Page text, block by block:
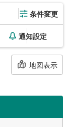
条件変更
通知設定
地図表示